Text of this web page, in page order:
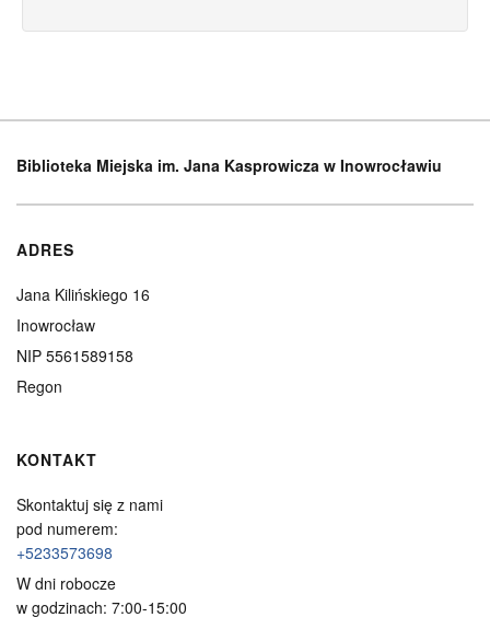
Biblioteka Miejska im. Jana Kasprowicza w Inowrocławiu
ADRES
Jana Kilińskiego 16
Inowrocław
NIP 5561589158
Regon
KONTAKT
Skontaktuj się z nami
pod numerem:
+5233573698
W dni robocze
w godzinach: 7:00-15:00